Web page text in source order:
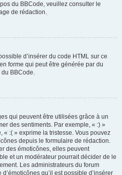
du BBCode, veuillez consulter le
de rédaction.
d’insérer du code HTML sur ce
forme qui peut être générée par du
BBCode.
qui peuvent être utilisées grâce à un
des sentiments. Par exemple, « :) »
« :( » exprime la tristesse. Vous pouvez
depuis le formulaire de rédaction.
des émoticônes, elles peuvent
et un modérateur pourrait décider de le
Les administrateurs du forum
qu’il est possible d’insérer